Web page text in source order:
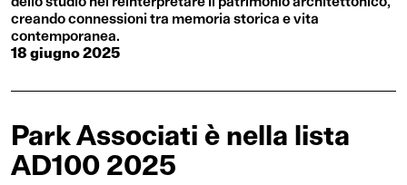
creando connessioni tra memoria storica e vita
contemporanea.
18 giugno 2025
Park Associati è nella lista
AD100 2025